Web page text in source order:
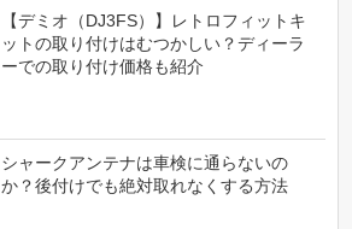
【デミオ（DJ3FS）】レトロフィットキ
ットの取り付けはむつかしい？ディーラ
ーでの取り付け価格も紹介
シャークアンテナは車検に通らないの
か？後付けでも絶対取れなくする方法